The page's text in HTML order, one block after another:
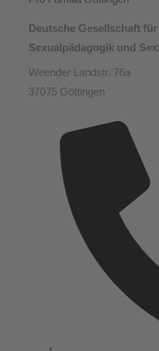
Deutsche Gesellschaft
Sexualpädagogik und
Weender Landstr. 76a
37075 Göttingen